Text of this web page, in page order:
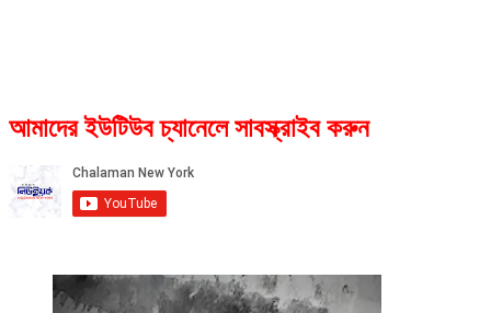
আমাদের ইউটিউব চ্যানেলে সাবস্ক্রাইব করুন